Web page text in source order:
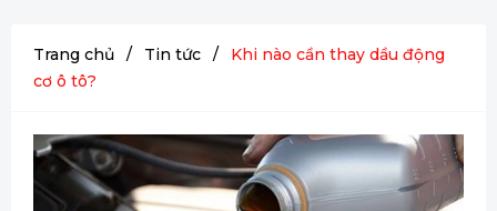
Trang chủ / Tin tức /
Khi nào cần thay dầu động
cơ ô tô?